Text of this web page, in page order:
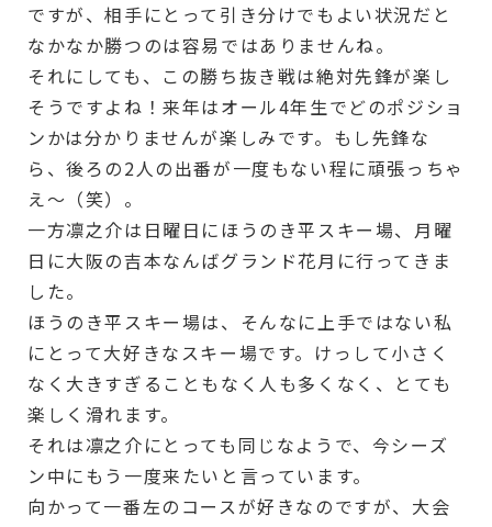
ですが、相手にとって引き分けでもよい状況だと
なかなか勝つのは容易ではありませんね。
それにしても、この勝ち抜き戦は絶対先鋒が楽し
そうですよね！来年はオール4年生でどのポジショ
ンかは分かりませんが楽しみです。もし先鋒な
ら、後ろの2人の出番が一度もない程に頑張っちゃ
え～（笑）。
一方凛之介は日曜日にほうのき平スキー場、月曜
日に大阪の吉本なんばグランド花月に行ってきま
した。
ほうのき平スキー場は、そんなに上手ではない私
にとって大好きなスキー場です。けっして小さく
なく大きすぎることもなく人も多くなく、とても
楽しく滑れます。
それは凛之介にとっても同じなようで、今シーズ
ン中にもう一度来たいと言っています。
向かって一番左のコースが好きなのですが、大会